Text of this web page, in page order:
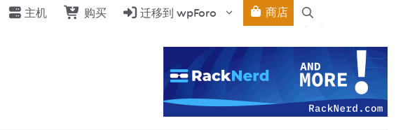
主机 购买 迁移到 wpForo 商店